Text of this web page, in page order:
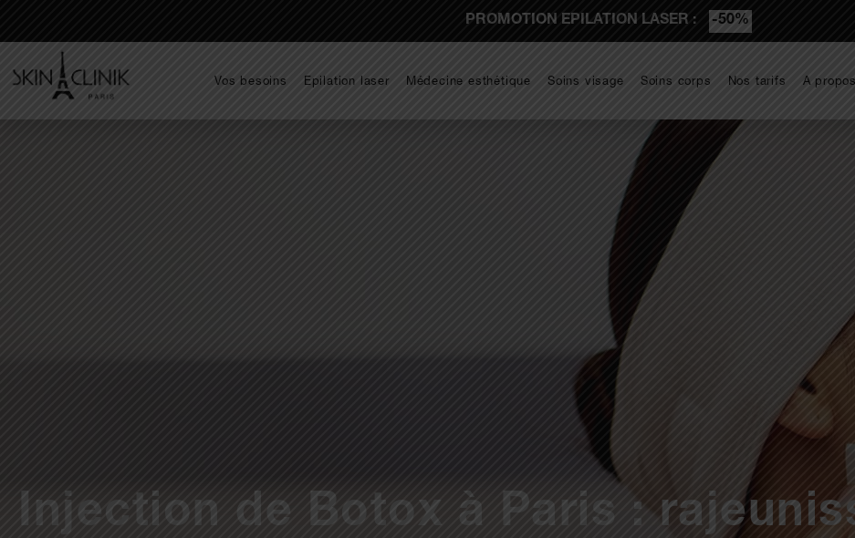
PROMOTION EPILATION LASER : -50%
Vos besoins Epilation laser Médecine esthétique Soins visage Soins corps Nos tarifs A propos
Injection de Botox à Paris :